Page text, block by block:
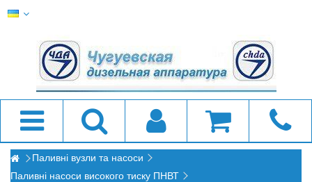
Паливні вузли та насоси
Паливні насоси високого тиску ПНВТ